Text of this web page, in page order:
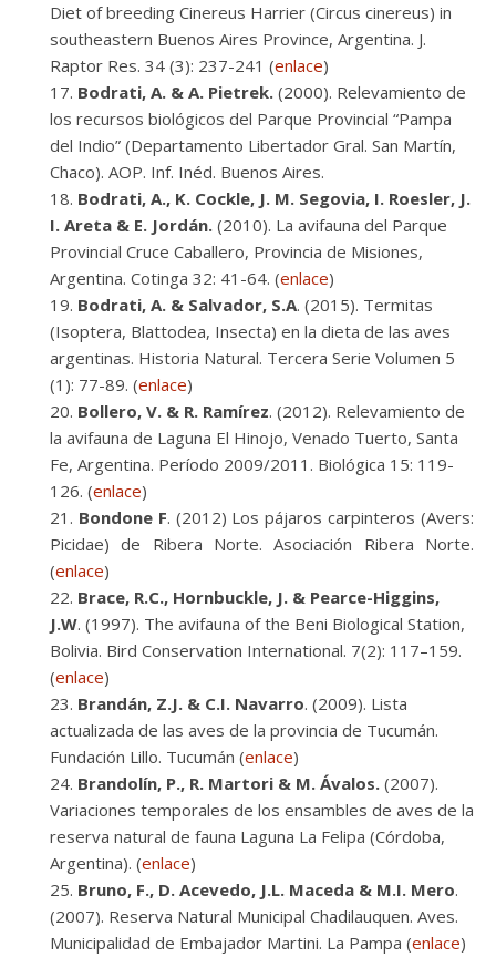
Diet of breeding Cinereus Harrier (Circus cinereus) in
southeastern Buenos Aires Province, Argentina. J.
Raptor Res. 34 (3): 237-241 (enlace)
Bodrati, A. & A. Pietrek. (2000). Relevamiento de
los recursos biológicos del Parque Provincial “Pampa
del Indio” (Departamento Libertador Gral. San Martín,
Chaco). AOP. Inf. Inéd. Buenos Aires.
Bodrati, A., K. Cockle, J. M. Segovia, I. Roesler, J.
I. Areta & E. Jordán. (2010). La avifauna del Parque
Provincial Cruce Caballero, Provincia de Misiones,
Argentina. Cotinga 32: 41-64. (enlace)
Bodrati, A. & Salvador, S.A. (2015). Termitas
(Isoptera, Blattodea, Insecta) en la dieta de las aves
argentinas. Historia Natural. Tercera Serie Volumen 5
(1): 77-89. (enlace)
Bollero, V. & R. Ramírez. (2012). Relevamiento de
la avifauna de Laguna El Hinojo, Venado Tuerto, Santa
Fe, Argentina. Período 2009/2011. Biológica 15: 119-
126. (enlace)
Bondone F. (2012) Los pájaros carpinteros (Avers:
Picidae) de Ribera Norte. Asociación Ribera Norte.
(enlace)
Brace, R.C., Hornbuckle, J. & Pearce-Higgins,
J.W. (1997). The avifauna of the Beni Biological Station,
Bolivia. Bird Conservation International. 7(2): 117–159.
(enlace)
Brandán, Z.J. & C.I. Navarro. (2009). Lista
actualizada de las aves de la provincia de Tucumán.
Fundación Lillo. Tucumán (enlace)
Brandolín, P., R. Martori & M. Ávalos. (2007).
Variaciones temporales de los ensambles de aves de la
reserva natural de fauna Laguna La Felipa (Córdoba,
Argentina). (enlace)
Bruno, F., D. Acevedo, J.L. Maceda & M.I. Mero.
(2007). Reserva Natural Municipal Chadilauquen. Aves.
Municipalidad de Embajador Martini. La Pampa (enlace)